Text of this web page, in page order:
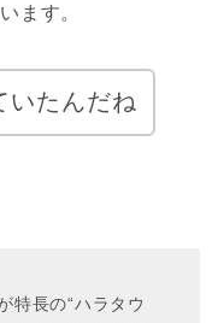
ます。
いたんだね
特長の“ハラタウ